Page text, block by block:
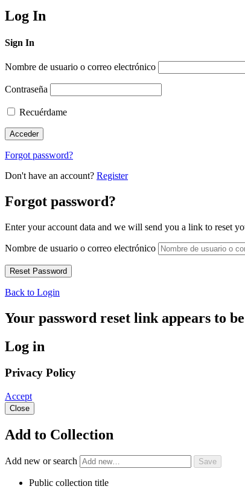
Log In
Sign In
Nombre de usuario o correo electrónico
Contraseña
Recuérdame
Forgot password?
Don't have an account? Register
Forgot password?
Enter your account data and we will send you a link to reset
Nombre de usuario o correo electrónico
Back to Login
Your password reset link appears to
Log in
Privacy Policy
Accept
Close
Add to Collection
Add new or search
Public collection title